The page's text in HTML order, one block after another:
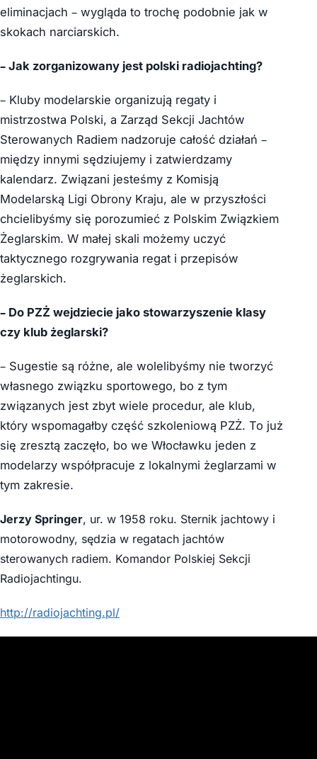
eliminacjach – wygląda to trochę podobnie jak w
skokach narciarskich.
– Jak zorganizowany jest polski radiojachting?
– Kluby modelarskie organizują regaty i
mistrzostwa Polski, a Zarząd Sekcji Jachtów
Sterowanych Radiem nadzoruje całość działań –
między innymi sędziujemy i zatwierdzamy
kalendarz. Związani jesteśmy z Komisją
Modelarską Ligi Obrony Kraju, ale w przyszłości
chcielibyśmy się porozumieć z Polskim Związkiem
Żeglarskim. W małej skali możemy uczyć
taktycznego rozgrywania regat i przepisów
żeglarskich.
– Do PZŻ wejdziecie jako stowarzyszenie klasy
czy klub żeglarski?
– Sugestie są różne, ale wolelibyśmy nie tworzyć
własnego związku sportowego, bo z tym
związanych jest zbyt wiele procedur, ale klub,
który wspomagałby część szkoleniową PZŻ. To już
się zresztą zaczęło, bo we Włocławku jeden z
modelarzy współpracuje z lokalnymi żeglarzami w
tym zakresie.
Jerzy Springer, ur. w 1958 roku. Sternik jachtowy i
motorowodny, sędzia w regatach jachtów
sterowanych radiem. Komandor Polskiej Sekcji
Radiojachtingu.
http://radiojachting.pl/